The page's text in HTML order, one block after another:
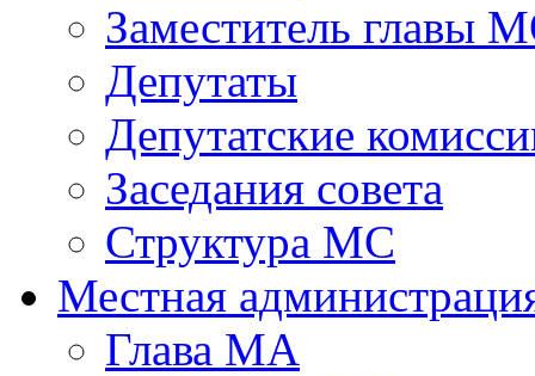
Заместитель главы
Депутаты
Депутатские
Заседания совета
Структура МС
Местная
Глава МА